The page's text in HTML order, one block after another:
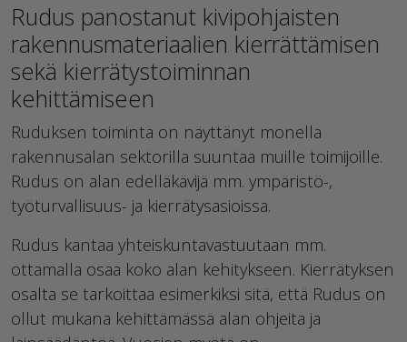
Rudus panostanut kivipohjaisten
rakennusmateriaalien kierrättämisen
sekä kierrätystoiminnan
kehittämiseen
Ruduksen toiminta on näyttänyt monella
rakennusalan sektorilla suuntaa muille toimijoille.
Rudus on alan edelläkävijä mm. ympäristö-,
työturvallisuus- ja kierrätysasioissa.
Rudus kantaa yhteiskuntavastuutaan mm.
ottamalla osaa koko alan kehitykseen. Kierrätyksen
osalta se tarkoittaa esimerkiksi sitä, että Rudus on
ollut mukana kehittämässä alan ohjeita ja